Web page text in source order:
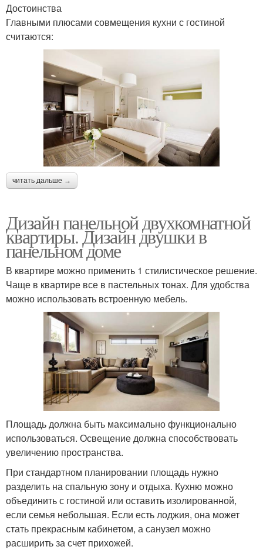
Достоинства
Главными плюсами совмещения кухни с гостиной
считаются:
читать дальше →
Дизайн панельной двухкомнатной
квартиры. Дизайн двушки в
панельном доме
В квартире можно применить 1 стилистическое решение.
Чаще в квартире все в пастельных тонах. Для удобства
можно использовать встроенную мебель.
Площадь должна быть максимально функционально
использоваться. Освещение должна способствовать
увеличению пространства.
При стандартном планировании площадь нужно
разделить на спальную зону и отдыха. Кухню можно
объединить с гостиной или оставить изолированной,
если семья небольшая. Если есть лоджия, она может
стать прекрасным кабинетом, а санузел можно
расширить за счет прихожей.